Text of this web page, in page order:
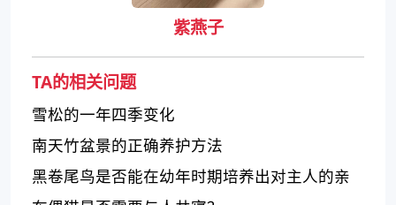
紫燕子
TA的相关问题
雪松的一年四季变化
南天竹盆景的正确养护方法
黑卷尾鸟是否能在幼年时期培养出对主人的亲